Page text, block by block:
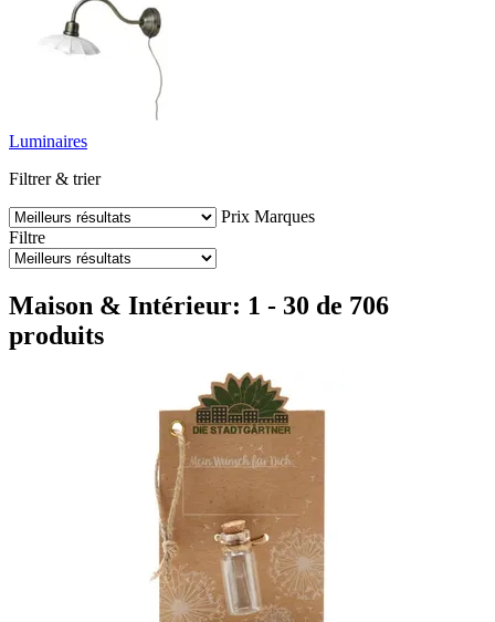
Luminaires
Filtrer & trier
Prix Marques
Filtre
Maison & Intérieur: 1 - 30 de 706
produits